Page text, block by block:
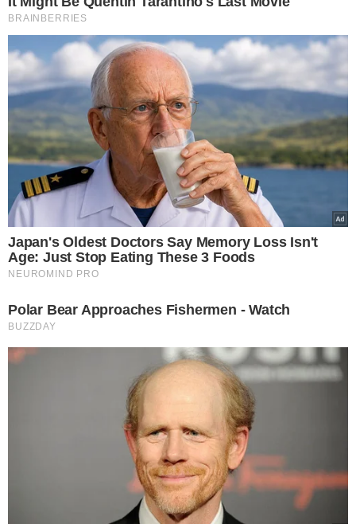
Também vale observar a ordem dos ingredientes: o
cacau deve aparecer antes do açúcar.
2. Observe a porcentagem de cacau